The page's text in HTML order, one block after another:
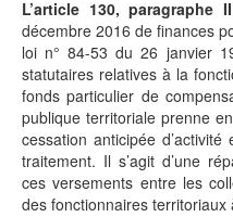
L’article 130, paragraphe II
décembre 2016 de finances
loi n° 84-53 du 26 janvier
statutaires relatives à la
fonds particulier de
publique territoriale prenne
cessation anticipée
traitement. Il s’agit d’une
ces versements entre les
des fonctionnaires territoriaux